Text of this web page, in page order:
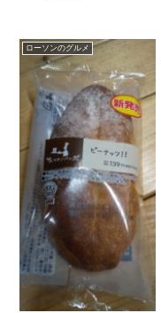
ローソンのグルメ